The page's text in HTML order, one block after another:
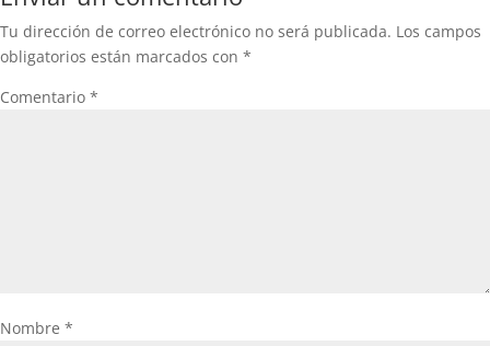
Tu dirección de correo electrónico no será publicada. Los campos
obligatorios están marcados con *
Comentario *
Nombre *